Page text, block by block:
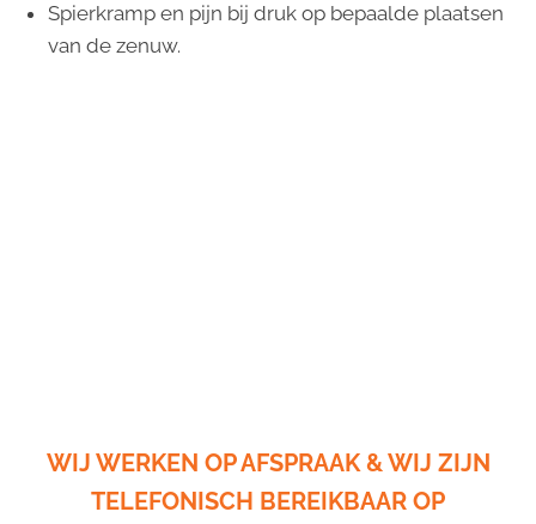
Spierkramp en pijn bij druk op bepaalde plaatsen
van de zenuw.
WIJ WERKEN OP AFSPRAAK & WIJ ZIJN
TELEFONISCH BEREIKBAAR OP